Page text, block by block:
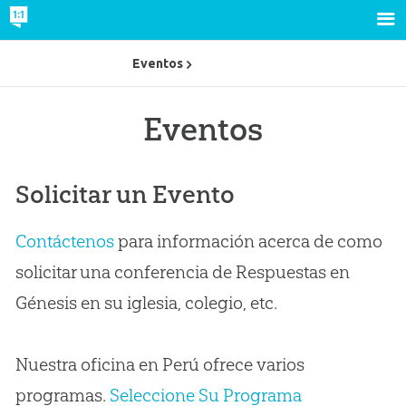
Eventos
Solicitar un Evento
Contáctenospara información acerca de como
solicitar una conferencia de Respuestas en
Génesis en su iglesia, colegio, etc.
Nuestra oficina en Perú ofrece varios
programas. Seleccione Su Programa
Eventos